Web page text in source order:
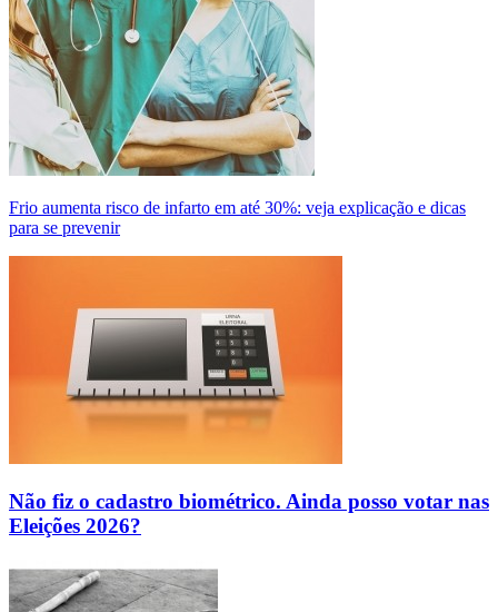
Frio aumenta risco de infarto em até 30%: veja explicação e dicas
para se prevenir
Não fiz o cadastro biométrico. Ainda posso votar nas
Eleições 2026?